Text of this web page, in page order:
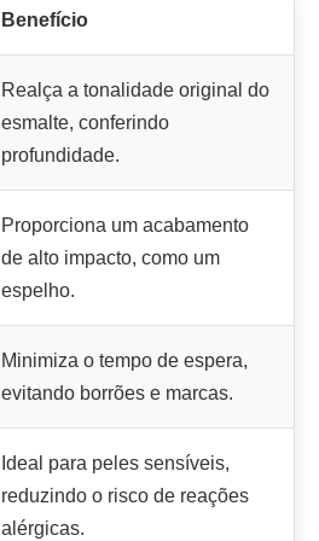
Benefício
Realça a tonalidade original do
esmalte, conferindo
profundidade.
Proporciona um acabamento
de alto impacto, como um
espelho.
Minimiza o tempo de espera,
evitando borrões e marcas.
Ideal para peles sensíveis,
reduzindo o risco de reações
alérgicas.